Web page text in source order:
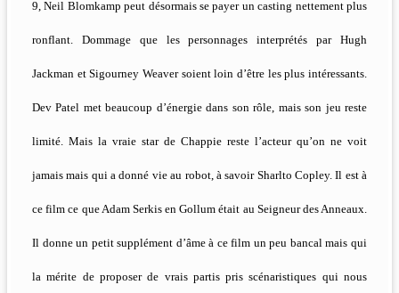
9, Neil Blomkamp peut désormais se payer un casting nettement plus
ronflant. Dommage que les personnages interprétés par Hugh
Jackman et Sigourney Weaver soient loin d’être les plus intéressants.
Dev Patel met beaucoup d’énergie dans son rôle, mais son jeu reste
limité. Mais la vraie star de Chappie reste l’acteur qu’on ne voit
jamais mais qui a donné vie au robot, à savoir Sharlto Copley. Il est à
ce film ce que Adam Serkis en Gollum était au Seigneur des Anneaux.
Il donne un petit supplément d’âme à ce film un peu bancal mais qui
la mérite de proposer de vrais partis pris scénaristiques qui nous